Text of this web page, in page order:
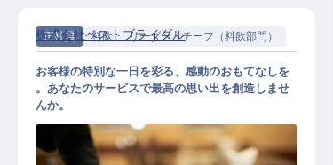
正社員 料飲 リーダー・チーフ（料飲部門）
株式会社ベストブライダル
お客様の特別な一日を彩る、感動のおもてなしを
。あなたのサービスで最高の思い出を創造しませ
んか。